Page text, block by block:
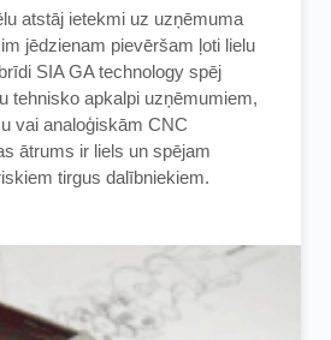
atstāj ietekmi uz uzņēmuma
jēdzienam pievēršam ļoti lielu
SIA GA technology spēj
tehnisko apkalpi uzņēmumiem,
vai analoģiskām CNC
ātrums ir liels un spējam
tirgus dalībniekiem.
atstāj ietekmi uz uzņēmuma
jēdzienam pievēršam ļoti lielu
SIA GA technology spēj
tehnisko apkalpi uzņēmumiem,
vai analoģiskām CNC
ātrums ir liels un spējam
tirgus dalībniekiem.
iespēju ar mums
dienakti. Lēmumu par
pieņemam kopā. Ja ir iemesli
mēs to darām. Tas
tikai Latvijas teritorijā.
ārpus Latvijas teritorijas, var
konsultāciju.